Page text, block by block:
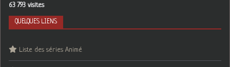
63 793 visites
QUELQUES LIENS
Liste des séries Animé